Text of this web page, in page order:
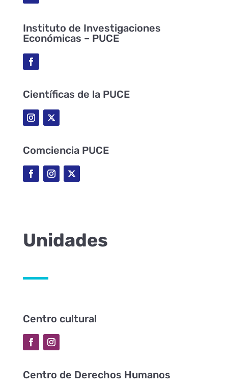
Instituto de Investigaciones
Económicas – PUCE
Científicas de la PUCE
Comciencia PUCE
Unidades
Centro cultural
Centro de Derechos Humanos